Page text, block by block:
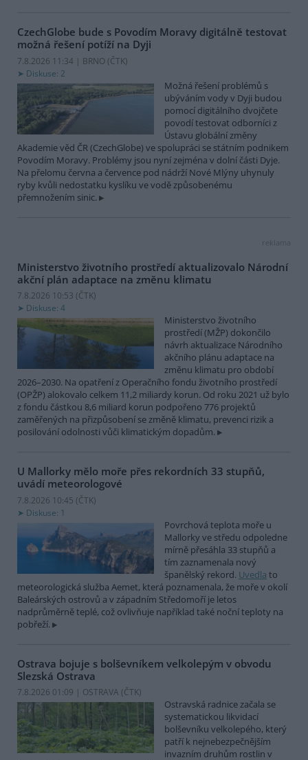
CzechGlobe bude s Povodím Moravy digitálně testovat
možná řešení potíží na Dyji
7.8.2026 11:34 | BRNO (ČTK)
Diskuse: 2
Možná řešení problémů s
ubýváním vody v Dyji budou
pomocí digitálního dvojčete
povodí testovat odborníci z
Ústavu globální změny
Akademie věd ČR (CzechGlobe) ve spolupráci se státním podnikem
Povodím Moravy. Problémy jsou nyní zejména v dolní části Dyje.
Na přelomu června a července pod nádrží Nové Mlýny uhynuly
ryby kvůli nedostatku kyslíku ve vodě způsobenému
přemnožením sinic.
reklama
Ministerstvo životního prostředí aktualizovalo Národní
akční plán adaptace na změnu klimatu
7.8.2026 10:53 (ČTK)
Diskuse: 4
Ministerstvo životního
prostředí (MŽP) dokončilo
návrh aktualizace Národního
akčního plánu adaptace na
změnu klimatu pro období
2026–2030. Na opatření z Operačního fondu životního prostředí
(OPŽP) alokovalo celkem 11,2 miliardy korun. Od roku 2021 už bylo
z fondu částkou 8,6 miliard korun podpořeno 776 projektů
zaměřených na přizpůsobení se změně klimatu, prevenci rizik a
posilování odolnosti vůči klimatickým dopadům.
U Mallorky mělo moře přes rekordních 33 stupňů,
uvádí meteorologové
7.8.2026 10:45 (ČTK)
Diskuse: 1
Povrchová teplota moře u
Mallorky ve středu odpoledne
mírně přesáhla 33 stupňů a
tím zaznamenala nový
španělský rekord. Uvedla to
meteorologická služba Aemet, která poznamenala, že moře v okolí
Baleárských ostrovů a v západním Středomoří je letos
nadprůměrně teplé, což ovlivňuje například také noční teploty na
pobřeží.
Ostrava bojuje s bolševníkem velkolepým v obvodu
Slezská Ostrava
7.8.2026 01:09 | OSTRAVA (ČTK)
Ostravská radnice začala se
systematickou likvidací
bolševníku velkolepého, který
patří k nejnebezpečnějším
invazním druhům rostlin v